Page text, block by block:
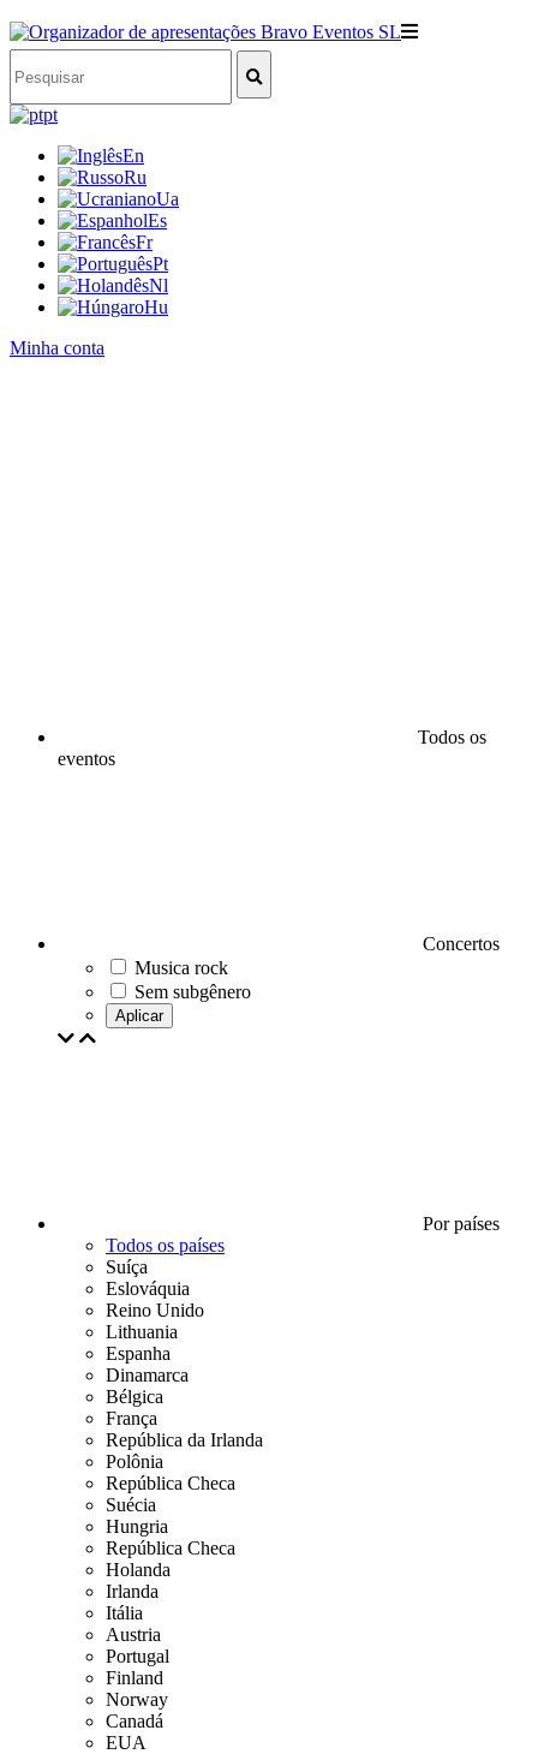
pt
En
Ru
Ua
Es
Fr
Pt
Nl
Hu
Minha conta
Todos os
eventos
Concertos
Musica rock
Sem subgênero
Aplicar
Por países
Todos os países
Suíça
Eslováquia
Reino Unido
Lithuania
Espanha
Dinamarca
Bélgica
França
República da Irlanda
Polônia
República Checa
Suécia
Hungria
República Checa
Holanda
Irlanda
Itália
Austria
Portugal
Finland
Norway
Canadá
EUA